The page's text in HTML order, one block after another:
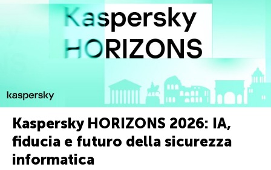
Kaspersky HORIZONS 2026: IA,
fiducia e futuro della sicurezza
informatica